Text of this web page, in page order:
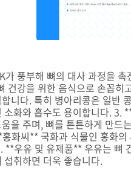
풍부해 뼈의 대사 과정을
건강을 위한 음식으로 손꼽
니다. 특히 병아리콩은 일반
소화와 흡수도 용이합니다. 3.
을 주며, 뼈를 튼튼하게 만드
화씨** 국화과 식물인 홍화
**우유 및 유제품** 우유는 뼈
취하면 더욱 좋습니다.